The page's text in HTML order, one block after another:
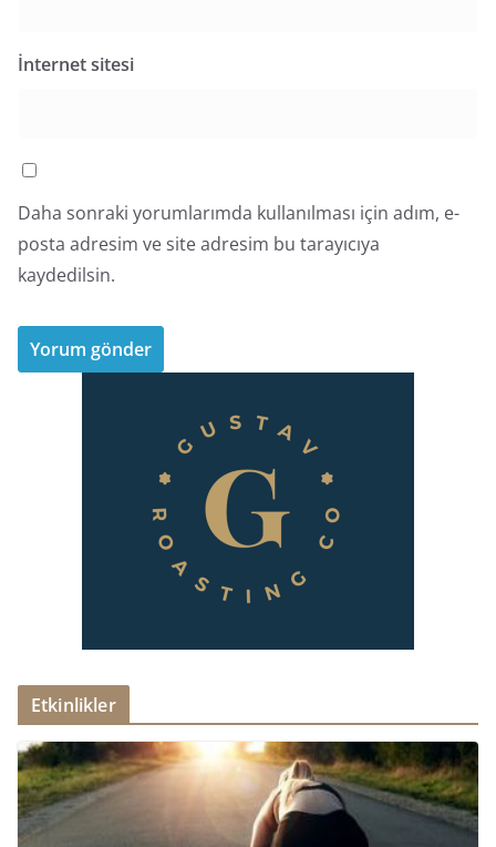
İnternet sitesi
Daha sonraki yorumlarımda kullanılması için adım, e-
posta adresim ve site adresim bu tarayıcıya
kaydedilsin.
Etkinlikler